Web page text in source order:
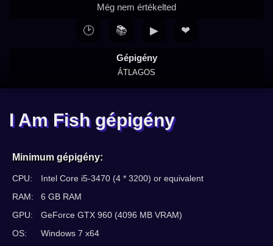
Gépigény
ÁTLAGOS
Még nem értékelted
🕑 📚 ▶ ❤
I Am Fish gépigény
Minimum gépigény:
CPU:
Intel Core i5-3470 (4 * 3200) or equivalent
RAM:
6 GB RAM
GPU:
GeForce GTX 960 (4096 MB VRAM)
OS:
Windows 7 x64